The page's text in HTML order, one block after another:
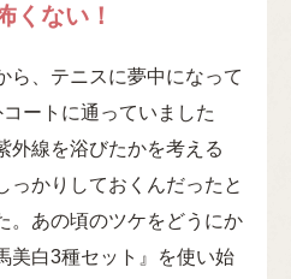
くない！
ら、テニスに夢中になって
ートに通っていました
外線を浴びたかを考える
かりしておくんだったと
。あの頃のツケをどうにか
美白3種セット』を使い始